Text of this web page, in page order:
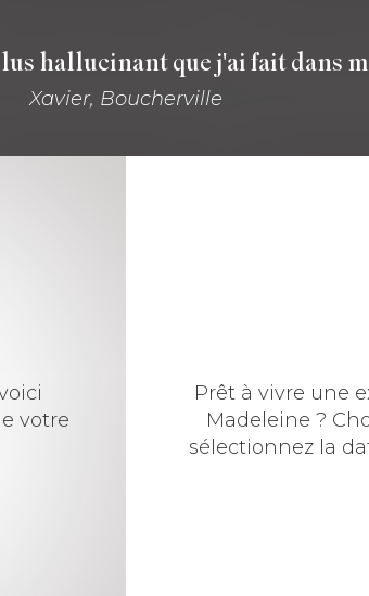
hallucinant que j'ai fait dans
Xavier, Boucherville
votre
Prêt à vivre une
Madeleine ?
sélectionnez la